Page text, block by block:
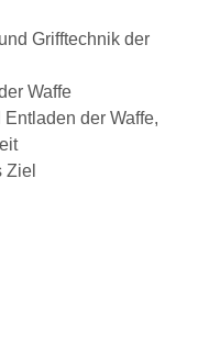
Grifftechnik der
Waffe
der Waffe,
Ziel